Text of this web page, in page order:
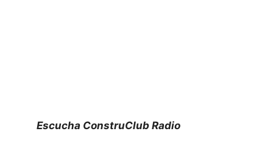
Escucha ConstruClub Radio